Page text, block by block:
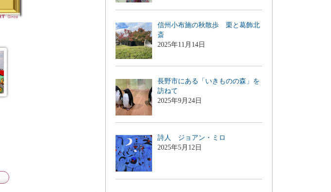
信州小布施の秋散歩 栗と葛飾北
斎
2025年11月14日
長野市にある「いきものの森」を
訪ねて
2025年9月24日
詩人 ジョアン・ミロ
2025年5月12日